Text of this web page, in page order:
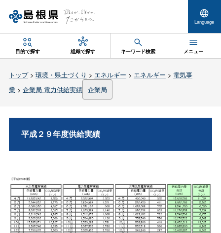
Language
目的で探す 組織で探す キーワード検索 メニュー
トップ> 環境・県土づくり > エネルギー > エネルギー > 電気事
業> 企業局 電力供給実績 企業局
平成２９年度供給実績